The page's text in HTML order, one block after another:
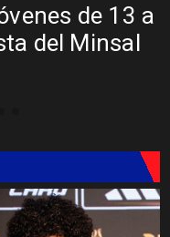
de 13 a
del Minsal